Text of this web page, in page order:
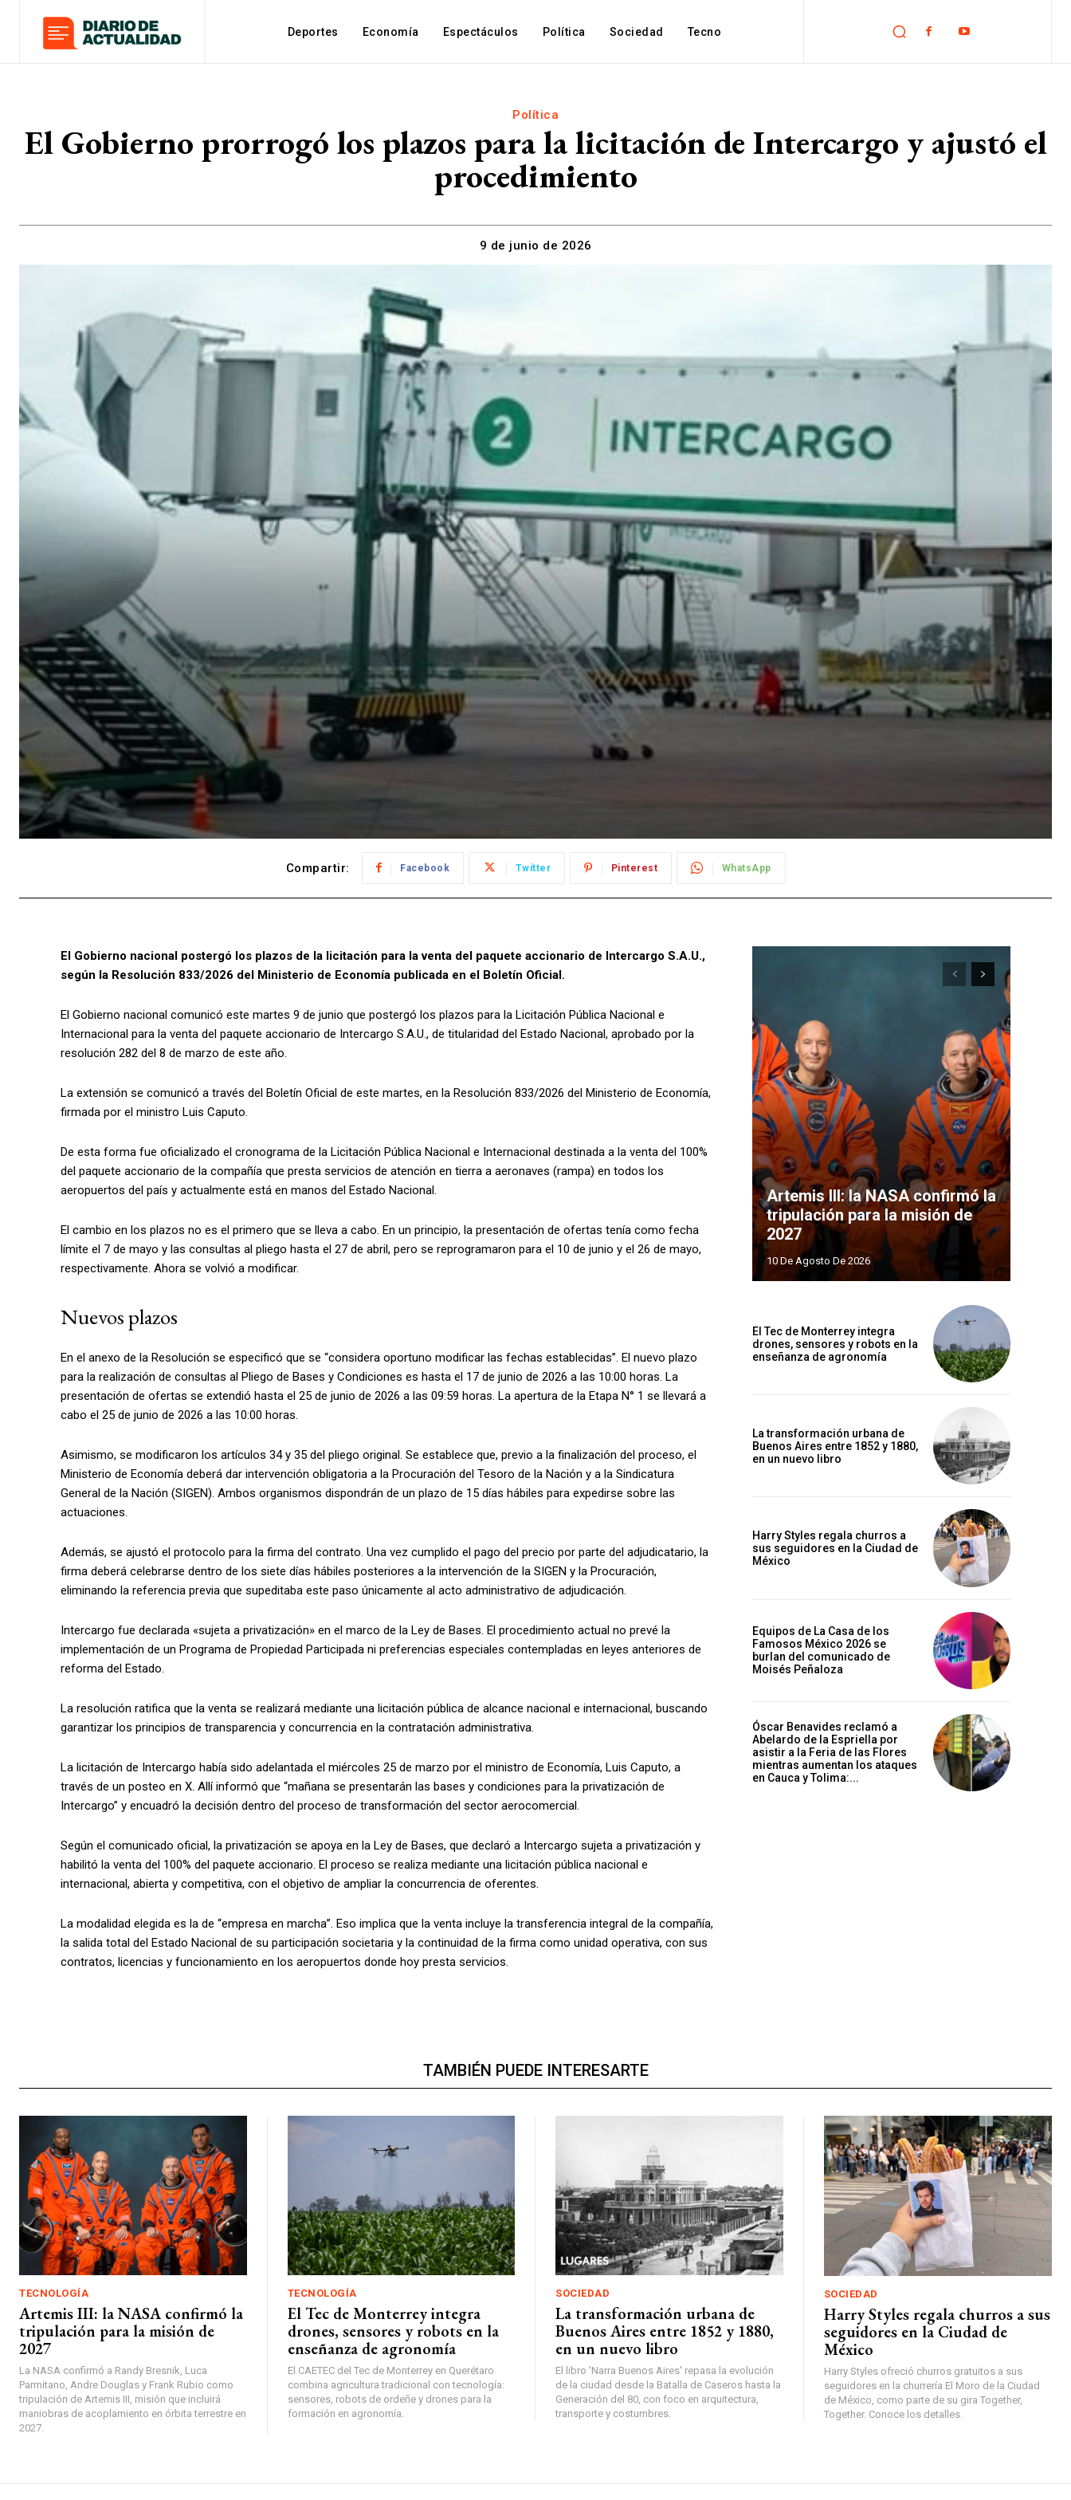
Deportes Economía Espectáculos Política Sociedad Tecno
Política
El Gobierno prorrogó los plazos para la licitación de Intercargo y ajustó el
procedimiento
9 de junio de 2026
Compartir: Facebook Twitter Pinterest WhatsApp
El Gobierno nacional postergó los plazos de la licitación para la venta del paquete accionario de Intercargo S.A.U.,
según la Resolución 833/2026 del Ministerio de Economía publicada en el Boletín Oficial.
El Gobierno nacional comunicó este martes 9 de junio que postergó los plazos para la Licitación Pública Nacional e
Internacional para la venta del paquete accionario de Intercargo S.A.U., de titularidad del Estado Nacional, aprobado por la
resolución 282 del 8 de marzo de este año.
La extensión se comunicó a través del Boletín Oficial de este martes, en la Resolución 833/2026 del Ministerio de Economía,
firmada por el ministro Luis Caputo.
De esta forma fue oficializado el cronograma de la Licitación Pública Nacional e Internacional destinada a la venta del 100%
del paquete accionario de la compañía que presta servicios de atención en tierra a aeronaves (rampa) en todos los
aeropuertos del país y actualmente está en manos del Estado Nacional.
El cambio en los plazos no es el primero que se lleva a cabo. En un principio, la presentación de ofertas tenía como fecha
límite el 7 de mayo y las consultas al pliego hasta el 27 de abril, pero se reprogramaron para el 10 de junio y el 26 de mayo,
respectivamente. Ahora se volvió a modificar.
Nuevos plazos
En el anexo de la Resolución se especificó que se “considera oportuno modificar las fechas establecidas”. El nuevo plazo
para la realización de consultas al Pliego de Bases y Condiciones es hasta el 17 de junio de 2026 a las 10:00 horas. La
presentación de ofertas se extendió hasta el 25 de junio de 2026 a las 09:59 horas. La apertura de la Etapa N° 1 se llevará a
cabo el 25 de junio de 2026 a las 10:00 horas.
Asimismo, se modificaron los artículos 34 y 35 del pliego original. Se establece que, previo a la finalización del proceso, el
Ministerio de Economía deberá dar intervención obligatoria a la Procuración del Tesoro de la Nación y a la Sindicatura
General de la Nación (SIGEN). Ambos organismos dispondrán de un plazo de 15 días hábiles para expedirse sobre las
actuaciones.
Además, se ajustó el protocolo para la firma del contrato. Una vez cumplido el pago del precio por parte del adjudicatario, la
firma deberá celebrarse dentro de los siete días hábiles posteriores a la intervención de la SIGEN y la Procuración,
eliminando la referencia previa que supeditaba este paso únicamente al acto administrativo de adjudicación.
Intercargo fue declarada «sujeta a privatización» en el marco de la Ley de Bases. El procedimiento actual no prevé la
implementación de un Programa de Propiedad Participada ni preferencias especiales contempladas en leyes anteriores de
reforma del Estado.
La resolución ratifica que la venta se realizará mediante una licitación pública de alcance nacional e internacional, buscando
garantizar los principios de transparencia y concurrencia en la contratación administrativa.
La licitación de Intercargo había sido adelantada el miércoles 25 de marzo por el ministro de Economía, Luis Caputo, a
través de un posteo en X. Allí informó que “mañana se presentarán las bases y condiciones para la privatización de
Intercargo” y encuadró la decisión dentro del proceso de transformación del sector aerocomercial.
Según el comunicado oficial, la privatización se apoya en la Ley de Bases, que declaró a Intercargo sujeta a privatización y
habilitó la venta del 100% del paquete accionario. El proceso se realiza mediante una licitación pública nacional e
internacional, abierta y competitiva, con el objetivo de ampliar la concurrencia de oferentes.
La modalidad elegida es la de “empresa en marcha”. Eso implica que la venta incluye la transferencia integral de la compañía,
la salida total del Estado Nacional de su participación societaria y la continuidad de la firma como unidad operativa, con sus
contratos, licencias y funcionamiento en los aeropuertos donde hoy presta servicios.
Artemis III: la NASA confirmó la
tripulación para la misión de
2027
10 De Agosto De 2026
El Tec de Monterrey integra
drones, sensores y robots en la
enseñanza de agronomía
La transformación urbana de
Buenos Aires entre 1852 y 1880,
en un nuevo libro
Harry Styles regala churros a
sus seguidores en la Ciudad de
México
Equipos de La Casa de los
Famosos México 2026 se
burlan del comunicado de
Moisés Peñaloza
Óscar Benavides reclamó a
Abelardo de la Espriella por
asistir a la Feria de las Flores
mientras aumentan los ataques
en Cauca y Tolima:...
TAMBIÉN PUEDE INTERESARTE
TECNOLOGÍA
Artemis III: la NASA confirmó la
tripulación para la misión de
2027
La NASA confirmó a Randy Bresnik, Luca
Parmitano, Andre Douglas y Frank Rubio como
tripulación de Artemis III, misión que incluirá
maniobras de acoplamiento en órbita terrestre en
2027.
TECNOLOGÍA
El Tec de Monterrey integra
drones, sensores y robots en la
enseñanza de agronomía
El CAETEC del Tec de Monterrey en Querétaro
combina agricultura tradicional con tecnología:
sensores, robots de ordeñe y drones para la
formación en agronomía.
SOCIEDAD
La transformación urbana de
Buenos Aires entre 1852 y 1880,
en un nuevo libro
El libro 'Narra Buenos Aires' repasa la evolución
de la ciudad desde la Batalla de Caseros hasta la
Generación del 80, con foco en arquitectura,
transporte y costumbres.
SOCIEDAD
Harry Styles regala churros a sus
seguidores en la Ciudad de
México
Harry Styles ofreció churros gratuitos a sus
seguidores en la churrería El Moro de la Ciudad
de México, como parte de su gira Together,
Together. Conoce los detalles.